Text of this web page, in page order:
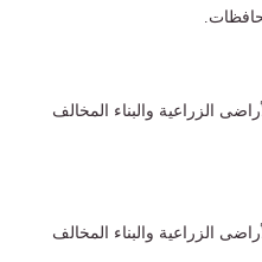
الزراعية والبناء المخالف
الزراعية والبناء المخالف